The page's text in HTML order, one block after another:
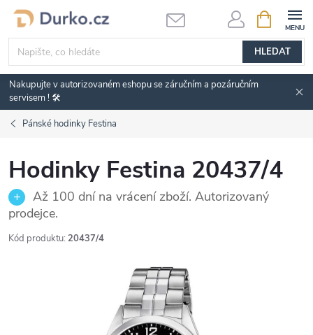
Přejít
obsah
HLEDAT
NÁKUPNÍ
KOŠÍK
Nakupujte v autorizovaném eshopu se záručním a pozáručním
servisem ! 🛠️
Pánské hodinky Festina
Hodinky Festina 20437/4
Až 100 dní na vrácení zboží. Autorizovaný
prodejce.
Kód produktu: 20437/4